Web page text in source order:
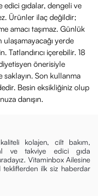
gıdalar, dengeli ve
Ürünler ilaç değildir;
amacı taşımaz. Günlük
ulaşamayacağı yerde
Tatlandırıcı içerebilir. 18
önerisiyle
saklayın. Son kullanma
Besin eksikliğiniz olup
danışın.
kolajen, cilt bakım,
ve takviye edici gıda
Vitaminbox Ailesine
tekliflerden ilk siz haberdar